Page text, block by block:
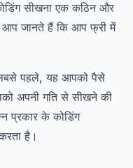
सीखना एक कठिन और
आप जानते हैं कि आप फ्री में
पहले, यह आपको पैसे
अपनी गति से सीखने की
प्रकार के कोडिंग
है।